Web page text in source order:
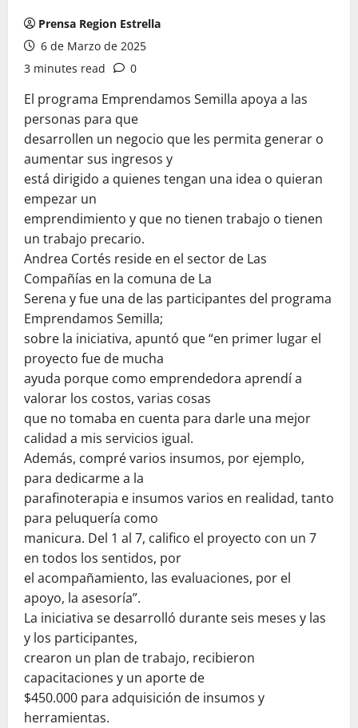
Prensa Region Estrella
6 de Marzo de 2025
3 minutes read
0
El programa Emprendamos Semilla apoya a las
personas para que
desarrollen un negocio que les permita generar o
aumentar sus ingresos y
está dirigido a quienes tengan una idea o quieran
empezar un
emprendimiento y que no tienen trabajo o tienen
un trabajo precario.
Andrea Cortés reside en el sector de Las
Compañías en la comuna de La
Serena y fue una de las participantes del programa
Emprendamos Semilla;
sobre la iniciativa, apuntó que “en primer lugar el
proyecto fue de mucha
ayuda porque como emprendedora aprendí a
valorar los costos, varias cosas
que no tomaba en cuenta para darle una mejor
calidad a mis servicios igual.
Además, compré varios insumos, por ejemplo,
para dedicarme a la
parafinoterapia e insumos varios en realidad, tanto
para peluquería como
manicura. Del 1 al 7, califico el proyecto con un 7
en todos los sentidos, por
el acompañamiento, las evaluaciones, por el
apoyo, la asesoría”.
La iniciativa se desarrolló durante seis meses y las
y los participantes,
crearon un plan de trabajo, recibieron
capacitaciones y un aporte de
$450.000 para adquisición de insumos y
herramientas.